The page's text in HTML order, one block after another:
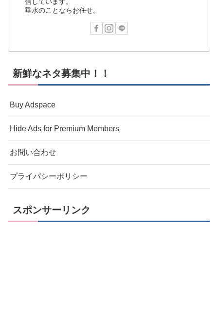
信しています。
垂水のことならお任せ。
新鮮なネタ募集中！！
Buy Adspace
Hide Ads for Premium Members
お問い合わせ
プライバシーポリシー
スポンサーリンク